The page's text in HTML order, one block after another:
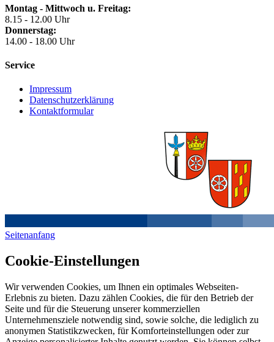
Montag - Mittwoch u. Freitag:
8.15 - 12.00 Uhr
Donnerstag:
14.00 - 18.00 Uhr
Service
Impressum
Datenschutzerklärung
Kontaktformular
Seitenanfang
Cookie-Einstellungen
Wir verwenden Cookies, um Ihnen ein optimales Webseiten-
Erlebnis zu bieten. Dazu zählen Cookies, die für den Betrieb der
Seite und für die Steuerung unserer kommerziellen
Unternehmensziele notwendig sind, sowie solche, die lediglich zu
anonymen Statistikzwecken, für Komforteinstellungen oder zur